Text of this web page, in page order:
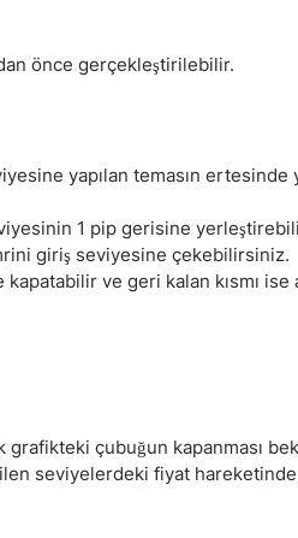
önce gerçekleştirilebilir.
yapılan temasın
1 pip gerisine
giriş seviyesine çekebilirsiniz.
ve geri kalan kısmı ise
grafikteki çubuğun kapanması
seviyelerdeki fiyat